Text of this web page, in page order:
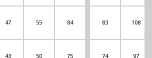
47 55 84
43 50 75
83 108
74 97